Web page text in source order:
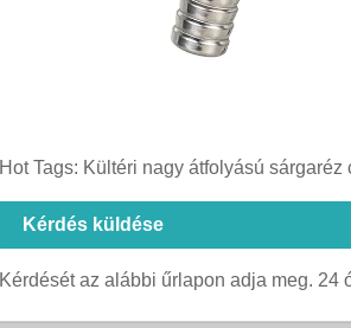
Hot Tags: Kültéri nagy átfolyású
Kérdés küldése
Kérdését az alábbi űrlapon adja meg. 24